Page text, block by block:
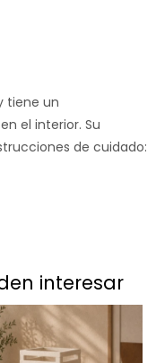
tiene un
el interior. Su
de cuidado:
interesar